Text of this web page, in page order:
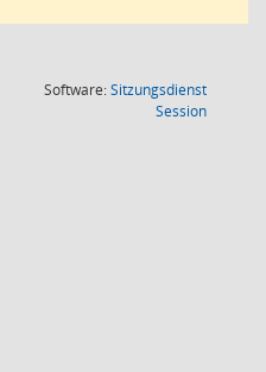
Software:Sitzungsdienst
Session(Wird in